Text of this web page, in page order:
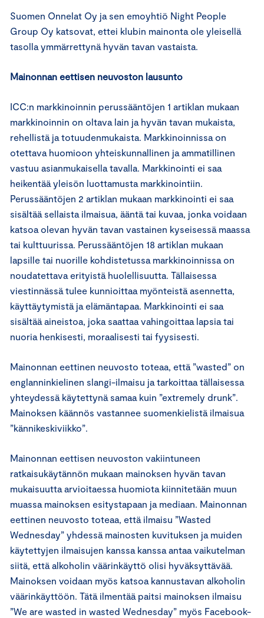
Suomen Onnelat Oy ja sen emoyhtiö Night People
Group Oy katsovat, ettei klubin mainonta ole yleisellä
tasolla ymmärrettynä hyvän tavan vastaista.
Mainonnan eettisen neuvoston lausunto
ICC:n markkinoinnin perussääntöjen 1 artiklan mukaan
markkinoinnin on oltava lain ja hyvän tavan mukaista,
rehellistä ja totuudenmukaista. Markkinoinnissa on
otettava huomioon yhteiskunnallinen ja ammatillinen
vastuu asianmukaisella tavalla. Markkinointi ei saa
heikentää yleisön luottamusta markkinointiin.
Perussääntöjen 2 artiklan mukaan markkinointi ei saa
sisältää sellaista ilmaisua, ääntä tai kuvaa, jonka voidaan
katsoa olevan hyvän tavan vastainen kyseisessä maassa
tai kulttuurissa. Perussääntöjen 18 artiklan mukaan
lapsille tai nuorille kohdistetussa markkinoinnissa on
noudatettava erityistä huolellisuutta. Tällaisessa
viestinnässä tulee kunnioittaa myönteistä asennetta,
käyttäytymistä ja elämäntapaa. Markkinointi ei saa
sisältää aineistoa, joka saattaa vahingoittaa lapsia tai
nuoria henkisesti, moraalisesti tai fyysisesti.
Mainonnan eettinen neuvosto toteaa, että ”wasted” on
englanninkielinen slangi-ilmaisu ja tarkoittaa tällaisessa
yhteydessä käytettynä samaa kuin ”extremely drunk”.
Mainoksen käännös vastannee suomenkielistä ilmaisua
”kännikeskiviikko”.
Mainonnan eettisen neuvoston vakiintuneen
ratkaisukäytännön mukaan mainoksen hyvän tavan
mukaisuutta arvioitaessa huomiota kiinnitetään muun
muassa mainoksen esitystapaan ja mediaan. Mainonnan
eettinen neuvosto toteaa, että ilmaisu ”Wasted
Wednesday” yhdessä mainosten kuvituksen ja muiden
käytettyjen ilmaisujen kanssa kanssa antaa vaikutelman
siitä, että alkoholin väärinkäyttö olisi hyväksyttävää.
Mainoksen voidaan myös katsoa kannustavan alkoholin
väärinkäyttöön. Tätä ilmentää paitsi mainoksen ilmaisu
”We are wasted in wasted Wednesday” myös Facebook-